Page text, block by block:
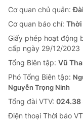
Cơ quan chủ quản:
Cơ quan báo chí: Thời
Giấy phép hoạt động
cấp ngày 29/12/2023
Tổng Biên tập: Vũ
Phó Tổng Biên tập:
Nguyễn Trọng Ninh
Tổng đài VTV: 024.38
Ðiện thoại Thời báo